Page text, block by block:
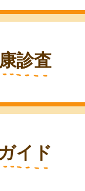
診査
イド